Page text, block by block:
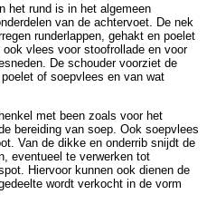
het rund is in het algemeen
van de achtervoet. De nek
runderlappen, gehakt en poelet
vlees voor stoofrollade en voor
De schouder voorziet de
of soepvlees en van wat
met been zoals voor het
bereiding van soep. Ook soepvlees
Van de dikke en onderrib snijdt de
eventueel te verwerken tot
Hiervoor kunnen ook dienen de
wordt verkocht in de vorm